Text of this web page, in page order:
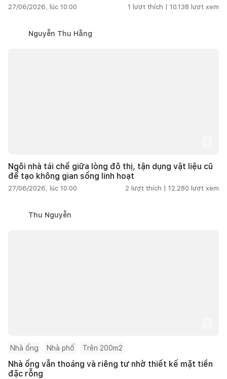
27/06/2026, lúc 10:00 1 lượt thích | 10.138 lượt xem
Nguyễn Thu Hằng
Ngôi nhà tái chế giữa lòng đô thị, tận dụng vật liệu cũ
để tạo không gian sống linh hoạt
27/06/2026, lúc 10:00 2 lượt thích | 12.280 lượt xem
Thu Nguyễn
Nhà ống Nhà phố Trên 200m2
Nhà ống vẫn thoáng và riêng tư nhờ thiết kế mặt tiền
đặc rỗng